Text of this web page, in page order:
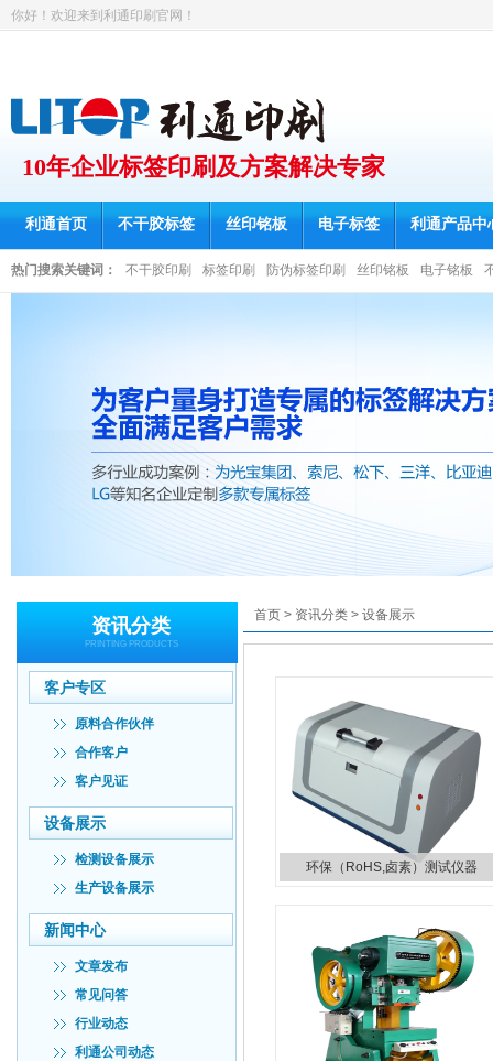
你好！欢迎来到利通印刷官网！
10年企业标签印刷及方案解决专家
利通首页 不干胶标签 丝印铭板 电子标签 利通产品中
热门搜索关键词： 不干胶印刷 标签印刷 防伪标签印刷 丝印铭板 电子铭板
资讯分类
PRINTING PRODUCTS
客户专区
原料合作伙伴
合作客户
客户见证
设备展示
检测设备展示
生产设备展示
新闻中心
文章发布
常见问答
行业动态
利通公司动态
首页 > 资讯分类 > 设备展示
环保（RoHS,卤素）测试仪器